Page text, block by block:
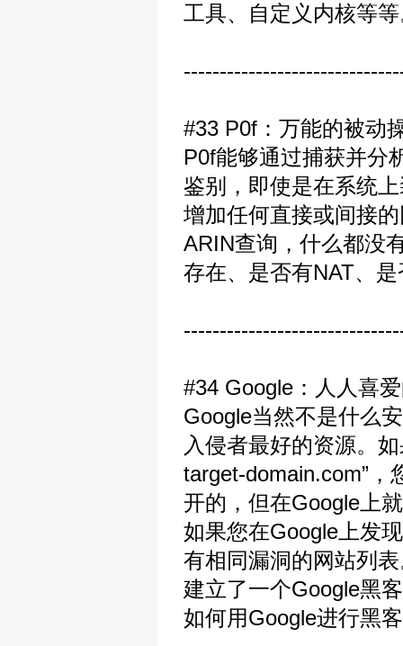
工具、自定义内核等
#33 P0f：万能的被动
P0f能够通过捕获并分
鉴别，即使是在系统
增加任何直接或间接
ARIN查询，什么都没
存在、是否有NAT、
#34 Google：人人喜
Google当然不是什么
入侵者最好的资源。
target-domain.com”
开的，但在Google上
如果您在Google上发
有相同漏洞的网站列
建立了一个Google黑
如何用Google进行黑